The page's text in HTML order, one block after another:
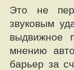
Это не
звуковым
выдвижное
мнению
барьер за